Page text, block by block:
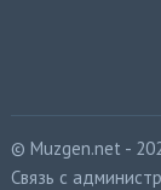
© Muzgen.net -
Связь с